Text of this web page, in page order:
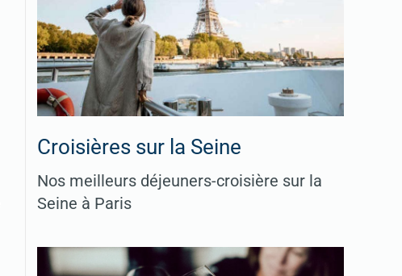
Croisières sur la Seine
Nos meilleurs déjeuners-croisière sur la
Seine à Paris